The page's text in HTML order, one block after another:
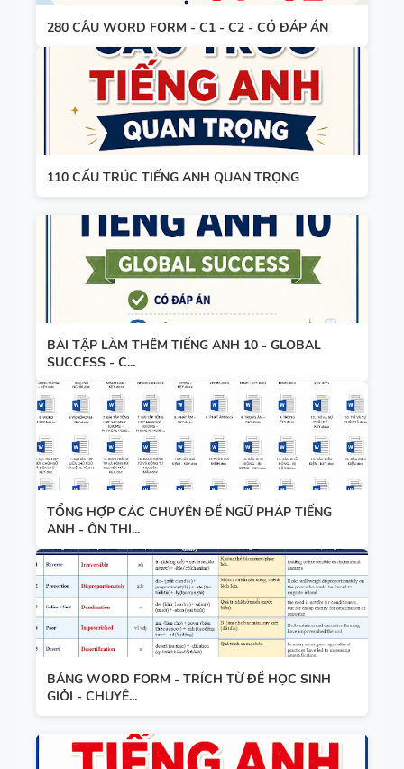
SPEAKING -
TIẾNG ANH
CAMBRIDG
SPEAKING
WHEEL -
5 - GLOBAL
SUCCESS
BẢNG
WORD
FORM
THEO TỪNG
UNIT ( CÓ
MỞ RỘNG )
VÀ TÓM
TẮT NGỮ
PHÁP -
TIẾNG ANH
6 - GLOBAL
SUCCESS -
HỌC KỲ 1 -
280 CÂU WORD FORM - C1 - C2 - CÓ ĐÁP ÁN
110 CẤU TRÚC TIẾNG ANH QUAN TRỌNG
BÀI TẬP LÀM THÊM TIẾNG ANH 10 - GLOBAL
SUCCESS - C...
TỔNG HỢP CÁC CHUYÊN ĐỀ NGỮ PHÁP TIẾNG
ANH - ÔN THI...
BẢNG WORD FORM - TRÍCH TỪ ĐỀ HỌC SINH
GIỎI - CHUYÊ...